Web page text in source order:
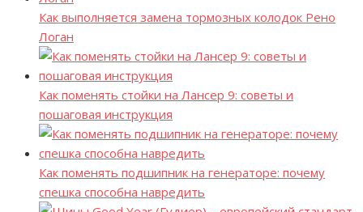
Как выполняется замена тормозных колодок Рено
Логан
Как поменять стойки на Лансер 9: советы и
пошаговая инструкция
Как поменять подшипник на генераторе: почему
спешка способна навредить